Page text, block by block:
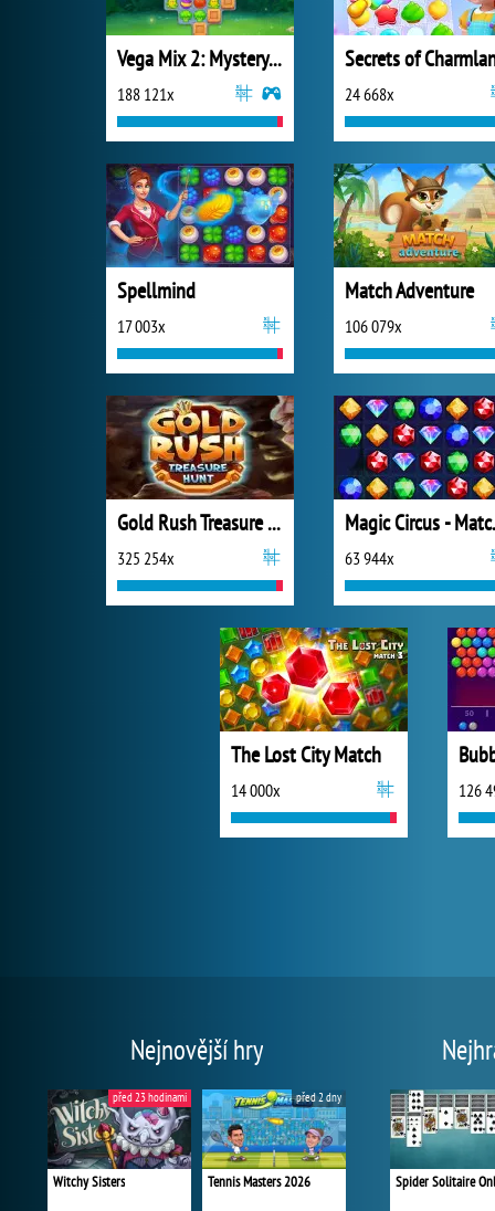
Vega Mix 2: Mystery of Island
188 121x
Secrets of
24 668x
Spellmind
17 003x
Match Adventure
106 079x
Gold Rush Treasure Hunt
325 254x 63 944x
The Lost City Match
14 000x 126
Nejnovější hry
Witchy Sisters
před 23 hodinami
Tennis Masters 2026
před 2 dny
Spider Solitaire